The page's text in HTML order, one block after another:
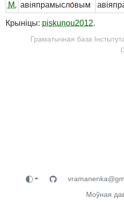
М. авіяпрамысло́вым
Крыніцы: piskunou2012.
Граматычная база
Моўная